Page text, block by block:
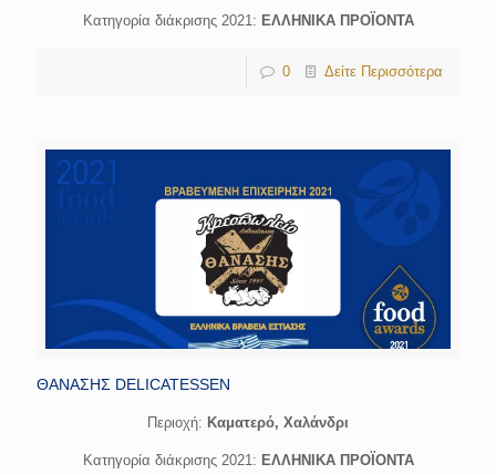
Κατηγορία διάκρισης 2021: ΕΛΛΗΝΙΚΑ ΠΡΟΪΟΝΤΑ
0 Δείτε Περισσότερα
ΘΑΝΑΣΗΣ DELICATESSEN
Περιοχή: Καματερό, Χαλάνδρι
Κατηγορία διάκρισης 2021: ΕΛΛΗΝΙΚΑ ΠΡΟΪΟΝΤΑ